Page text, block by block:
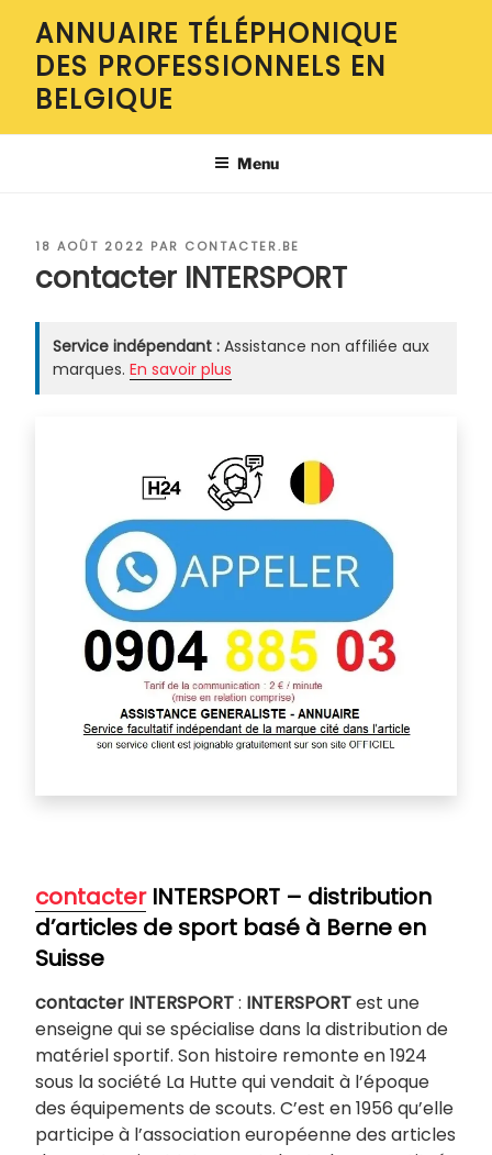
contenu
principal
ANNUAIRE TÉLÉPHONIQUE
DES PROFESSIONNELS EN
BELGIQUE
Menu
PUBLIÉ
18 AOÛT 2022 PAR CONTACTER.BE
contacter INTERSPORT
Service indépendant : Assistance non affiliée aux
marques. En savoir plus
contacterINTERSPORT – distribution
d’articles de sport basé à Berne en
Suisse
contacter INTERSPORT: INTERSPORTest une
enseigne qui se spécialise dans la distribution de
matériel sportif. Son histoire remonte en 1924
sous la société La Hutte qui vendait à l’époque
des équipements de scouts. C’est en 1956 qu’elle
participe à l’association européenne des articles